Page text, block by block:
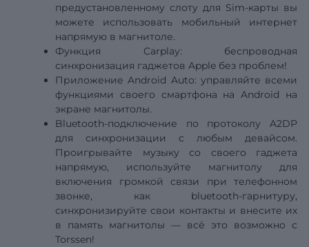
предустановленному слоту для Sim-карты вы
можете использовать мобильный интернет
напрямую в магнитоле.
Функция Carplay: беспроводная
синхронизация гаджетов Apple без проблем!
Приложение Android Auto: управляйте всеми
функциями своего смартфона на Android на
экране магнитолы.
Bluetooth-подключение по протоколу A2DP
для синхронизации с любым девайсом.
Проигрывайте музыку со своего гаджета
напрямую, используйте магнитолу для
включения громкой связи при телефонном
звонке, как bluetooth-гарнитуру,
синхронизируйте свои контакты и внесите их
в память магнитолы — всё это возможно с
Torssen!